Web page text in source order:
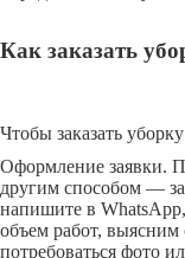
Как заказать
Чтобы заказать
Оформление заявки.
другим способом —
напишите в
объем работ, выясним
потребоваться фото